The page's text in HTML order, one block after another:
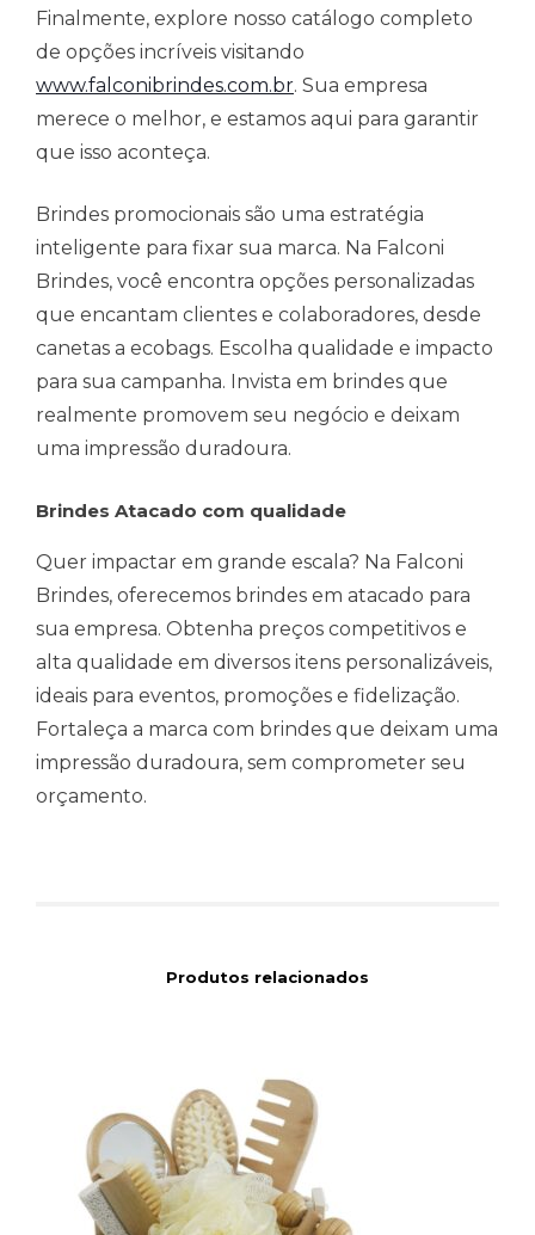
Finalmente, explore nosso catálogo completo
de opções incríveis visitando
www.falconibrindes.com.br. Sua empresa
merece o melhor, e estamos aqui para garantir
que isso aconteça.
Brindes promocionais são uma estratégia
inteligente para fixar sua marca. Na Falconi
Brindes, você encontra opções personalizadas
que encantam clientes e colaboradores, desde
canetas a ecobags. Escolha qualidade e impacto
para sua campanha. Invista em brindes que
realmente promovem seu negócio e deixam
uma impressão duradoura.
Brindes Atacado com qualidade
Quer impactar em grande escala? Na Falconi
Brindes, oferecemos brindes em atacado para
sua empresa. Obtenha preços competitivos e
alta qualidade em diversos itens personalizáveis,
ideais para eventos, promoções e fidelização.
Fortaleça a marca com brindes que deixam uma
impressão duradoura, sem comprometer seu
orçamento.
Produtos relacionados